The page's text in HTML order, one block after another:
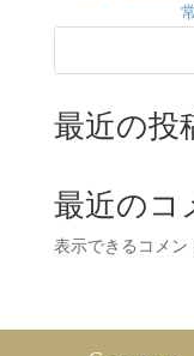
最近の投
最近のコ
表示できるコメン